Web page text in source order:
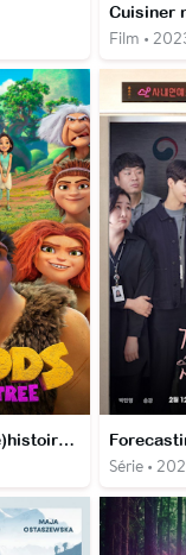
Cuisiner
Film •
Les Croods (Pré)histoires de famille
Série •